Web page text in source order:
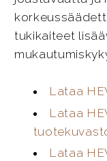
tukikaiteet
Lataa
Lataa
Lataa